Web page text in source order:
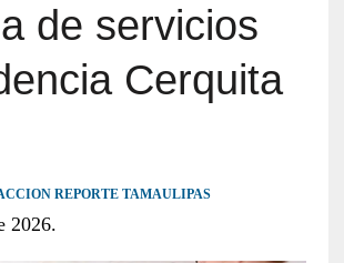
de servicios
Cerquita
REPORTE TAMAULIPAS
2026.